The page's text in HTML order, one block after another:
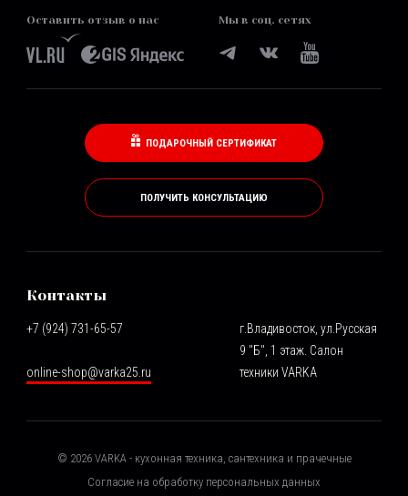
Оставить отзыв о нас Мы в соц. сетях
ПОДАРОЧНЫЙ СЕРТИФИКАТ
ПОЛУЧИТЬ КОНСУЛЬТАЦИЮ
Контакты
+7 (924) 731-65-57
online-shop@varka25.ru
г.Владивосток, ул.Русская
9 "Б", 1 этаж. Салон
техники VARKA
© 2026VARKA - кухонная техника, сантехника и прачечные
Согласие на обработку персональных данных